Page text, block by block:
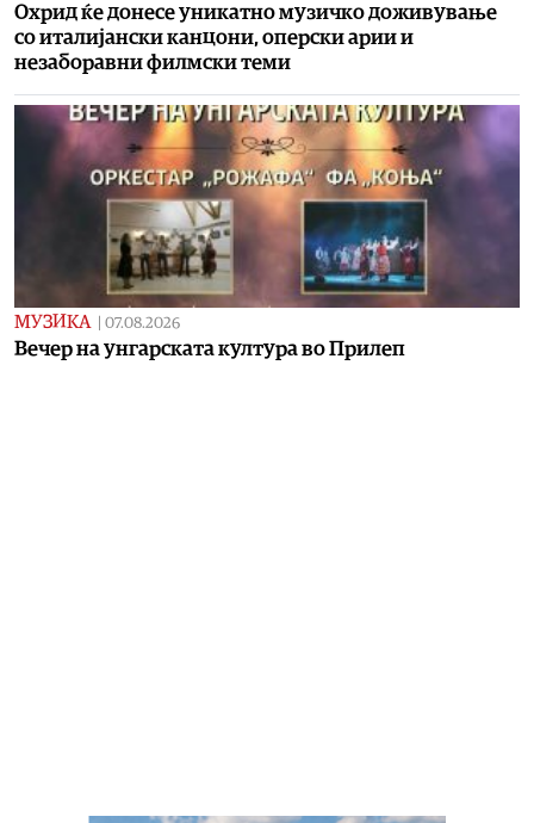
Охрид ќе донесе уникатно музичко доживување
со италијански канцони, оперски арии и
незаборавни филмски теми
МУЗИКА 07.08.2026
Вечер на унгарската култура во Прилеп